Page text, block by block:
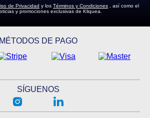
de Privacidad y los Términos y Condiciones , así como el
y promociones exclusivas de Kliquea.
MÉTODOS DE PAGO
SÍGUENOS